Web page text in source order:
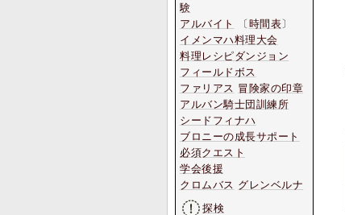
験
アルバイト
〔時間表〕
イメンマハ料理大会
料理レシピダンジョン
フィールドボス
ファリアス 冒険家の印章
アルバン騎士団訓練所
シードフィナハ
ブロニーの成長サポート
必須クエスト
学会後援
クロムバス グレンベルナ
探検